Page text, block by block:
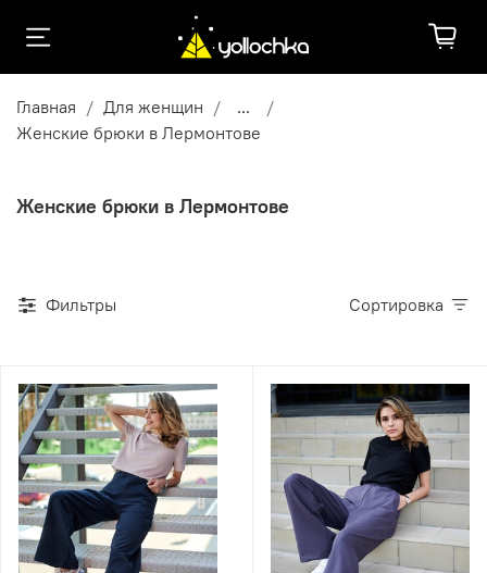
Главная Для женщин
...
Женские брюки в Лермонтове
Женские брюки в Лермонтове
Фильтры Сортировка